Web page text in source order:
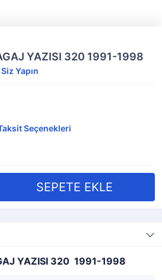
YAZISI 320 1991-1998
Yapın
Seçenekleri
YAZISI 320 1991-1998